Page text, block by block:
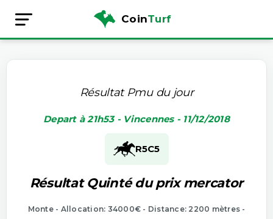
CoinTurf
Résultat Pmu du jour
Depart à 21h53 - Vincennes - 11/12/2018
R5C5
Résultat Quinté du prix mercator
Monte - Allocation: 34000€ - Distance: 2200 mètres -